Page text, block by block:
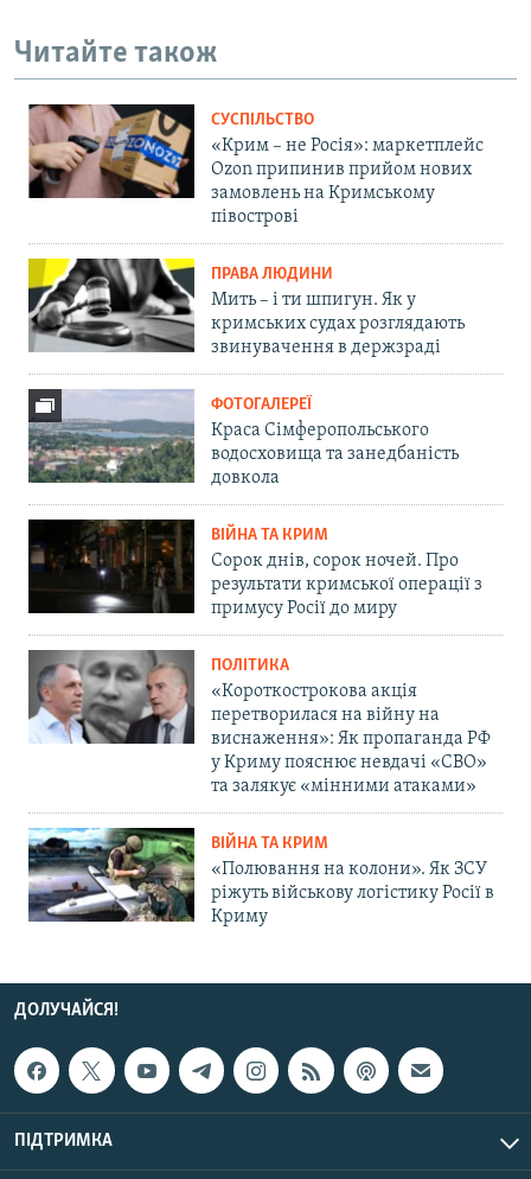
Читайте також
СУСПІЛЬСТВО
«Крим – не Росія»: маркетплейс
Ozon припинив прийом нових
замовлень на Кримському
півострові
ПРАВА ЛЮДИНИ
Мить – і ти шпигун. Як у
кримських судах розглядають
звинувачення в держзраді
ФОТОГАЛЕРЕЇ
Краса Сімферопольського
водосховища та занедбаність
довкола
ВІЙНА ТА КРИМ
Сорок днів, сорок ночей. Про
результати кримської операції з
примусу Росії до миру
ПОЛІТИКА
«Короткострокова акція
перетворилася на війну на
виснаження»: Як пропаганда РФ
у Криму пояснює невдачі «СВО»
та залякує «мінними атаками»
ВІЙНА ТА КРИМ
«Полювання на колони». Як ЗСУ
ріжуть військову логістику Росії в
Криму
ДОЛУЧАЙСЯ!
ПІДТРИМКА